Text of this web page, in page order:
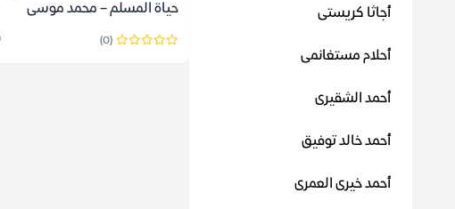
أجاثا كريستى
أحلام مستغانمى
أحمد الشقيرى
أحمد خالد توفيق
أحمد خيرى العمرى
حياة المسلم – محمد موسى
الشريف
(0)